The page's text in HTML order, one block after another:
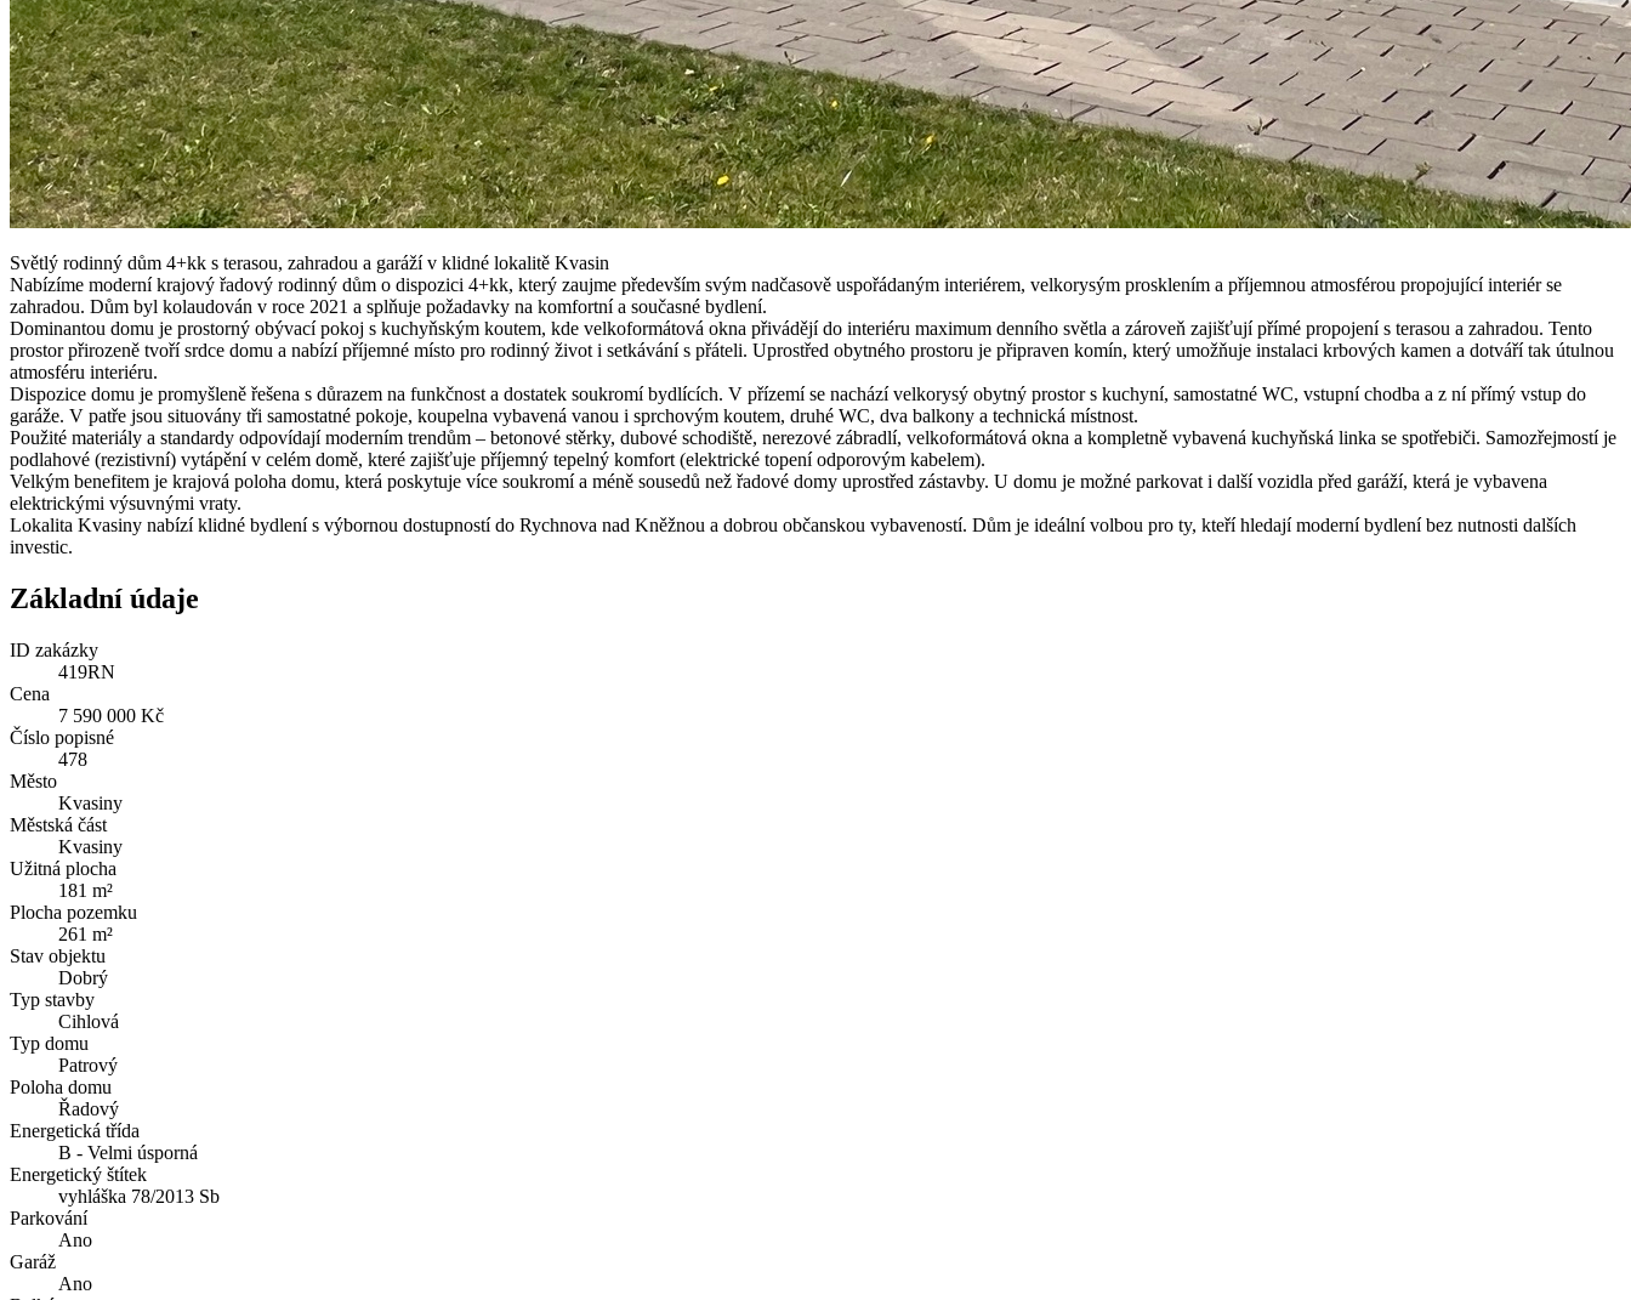
Světlý rodinný dům 4+kk s terasou, zahradou a garáží v klidné lokalitě Kvasin
Nabízíme moderní krajový řadový rodinný dům o dispozici 4+kk, který zaujme především svým nadčasově uspořádaným interiérem, velkorysým prosklením a příjemnou atmosférou propojující interiér se
zahradou. Dům byl kolaudován v roce 2021 a splňuje požadavky na komfortní a současné bydlení.
Dominantou domu je prostorný obývací pokoj s kuchyňským koutem, kde velkoformátová okna přivádějí do interiéru maximum denního světla a zároveň zajišťují přímé propojení s terasou a zahradou. Tento
prostor přirozeně tvoří srdce domu a nabízí příjemné místo pro rodinný život i setkávání s přáteli. Uprostřed obytného prostoru je připraven komín, který umožňuje instalaci krbových kamen a dotváří tak útulnou
atmosféru interiéru.
Dispozice domu je promyšleně řešena s důrazem na funkčnost a dostatek soukromí bydlících. V přízemí se nachází velkorysý obytný prostor s kuchyní, samostatné WC, vstupní chodba a z ní přímý vstup do
garáže. V patře jsou situovány tři samostatné pokoje, koupelna vybavená vanou i sprchovým koutem, druhé WC, dva balkony a technická místnost.
Použité materiály a standardy odpovídají moderním trendům – betonové stěrky, dubové schodiště, nerezové zábradlí, velkoformátová okna a kompletně vybavená kuchyňská linka se spotřebiči. Samozřejmostí je
podlahové (rezistivní) vytápění v celém domě, které zajišťuje příjemný tepelný komfort (elektrické topení odporovým kabelem).
Velkým benefitem je krajová poloha domu, která poskytuje více soukromí a méně sousedů než řadové domy uprostřed zástavby. U domu je možné parkovat i další vozidla před garáží, která je vybavena
elektrickými výsuvnými vraty.
Lokalita Kvasiny nabízí klidné bydlení s výbornou dostupností do Rychnova nad Kněžnou a dobrou občanskou vybaveností. Dům je ideální volbou pro ty, kteří hledají moderní bydlení bez nutnosti dalších
investic.
Základní údaje
ID zakázky
419RN
Cena
7 590 000 Kč
Číslo popisné
478
Město
Kvasiny
Městská část
Kvasiny
Užitná plocha
181 m²
Plocha pozemku
261 m²
Stav objektu
Dobrý
Typ stavby
Cihlová
Typ domu
Patrový
Poloha domu
Řadový
Energetická třída
B - Velmi úsporná
Energetický štítek
vyhláška 78/2013 Sb
Parkování
Ano
Garáž
Ano